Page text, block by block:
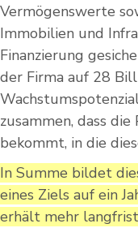
Vermögenswerte
Immobilien und
Finanzierung
der Firma auf 28
zusammen, dass
bekommt, in die
In Summe bildet
eines Ziels auf ein
erhält mehr